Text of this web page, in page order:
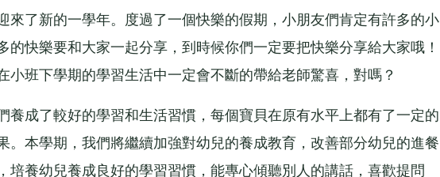
了新的一學年。度過了一個快樂的假期，小朋友們肯定有許多的小
的快樂要和大家一起分享，到時候你們一定要把快樂分享給大家哦！
小班下學期的學習生活中一定會不斷的帶給老師驚喜，對嗎？
成了較好的學習和生活習慣，每個寶貝在原有水平上都有了一定的
。本學期，我們將繼續加強對幼兒的養成教育，改善部分幼兒的進餐
培養幼兒養成良好的學習習慣，能專心傾聽別人的講話，喜歡提問